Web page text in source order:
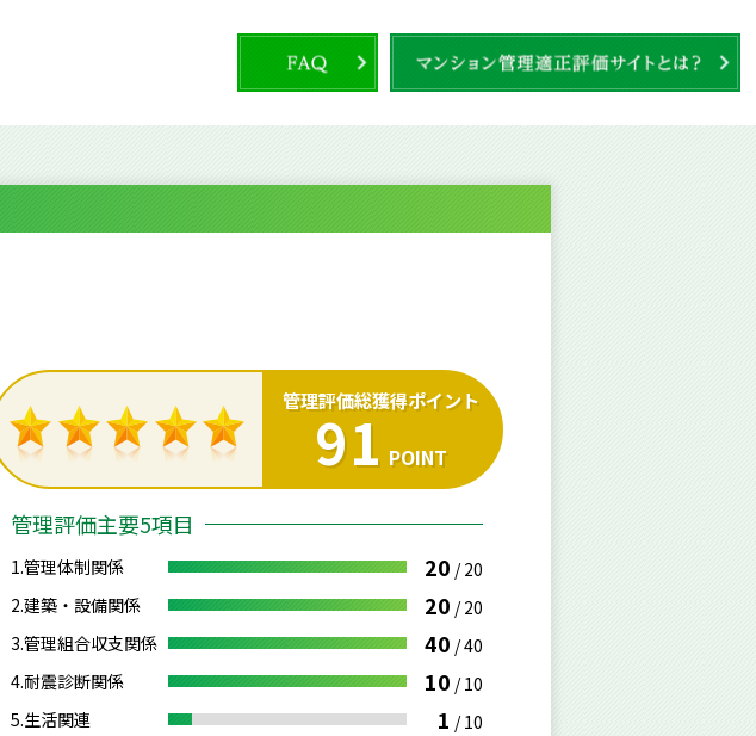
管理評価総獲得ポイント
91 POINT
管理評価主要5項目
1.管理体制関係 20 / 20
2.建築・設備関係
20 / 20
3.管理組合収支関係
40 /40
4.耐震診断関係
10 / 10
5.生活関連
1 / 10